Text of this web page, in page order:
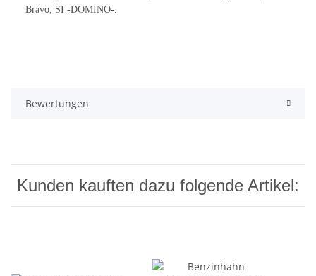
Bravo, SI -DOMINO-.
Bewertungen
Kunden kauften dazu folgende Artikel: